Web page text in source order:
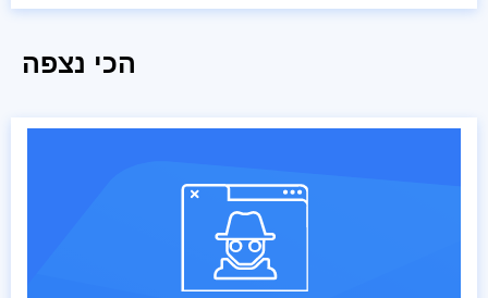
הכי נצפה